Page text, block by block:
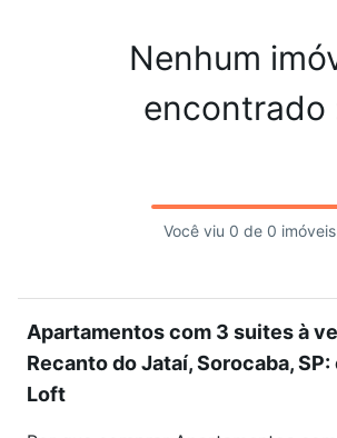
Nenhum
encontrado
Você viu 0 de 0 imóveis
Apartamentos com 3 suites à
Recanto do Jataí, Sorocaba,
Loft